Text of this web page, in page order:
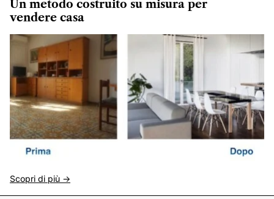
Un metodo costruito su misura per
vendere casa
Scopri di più ->